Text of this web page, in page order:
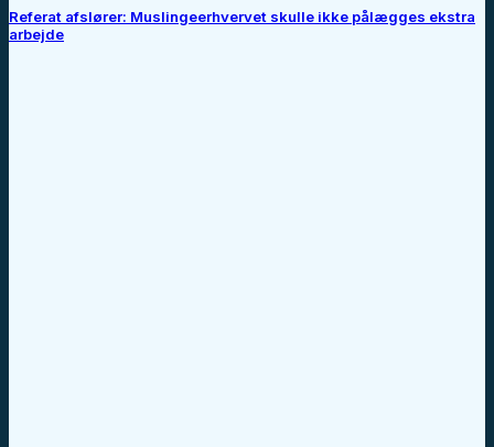
Referat afslører: Muslingeerhvervet skulle ikke pålægges ekstra
arbejde